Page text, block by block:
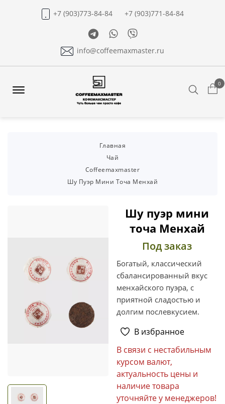
+7 (903)773-84-84
+7 (903)771-84-84
TelegramWhatsapp
Viber
info@coffeemaxmaster.ru
0
Главная
Чай
Coffeemaxmaster
Шу Пуэр Мини Точа Менхай
Шу пуэр мини
точа Менхай
Под заказ
Богатый, классический
сбалансированный вкус
менхайского пуэра, с
приятной сладостью и
долгим послевкусием.
В избранное
В связи с нестабильным
курсом валют,
актуальность цены и
наличие товара
уточняйте у менеджеров!